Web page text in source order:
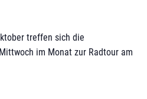
treffen sich die
im Monat zur Radtour am